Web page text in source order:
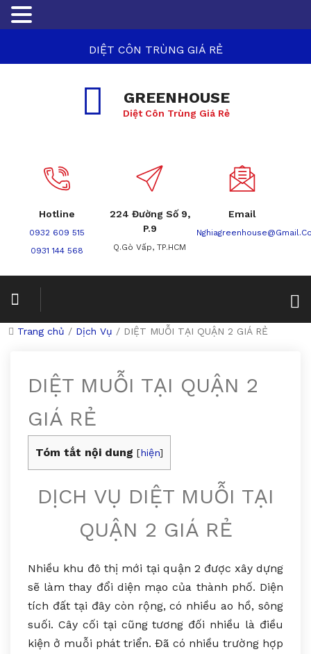
DIỆT CÔN TRÙNG GIÁ RẺ
GREENHOUSE
Diệt Côn Trùng Giá Rẻ
Hotline
0932 609 515
0931 144 568
224 Đường Số 9,
P.9
Q.Gò Vấp, TP.HCM
Email
Trang chủ / Dịch Vụ / DIỆT MUỖI TẠI QUẬN 2 GIÁ RẺ
DIỆT MUỖI TẠI QUẬN 2
GIÁ RẺ
Tóm tắt nội dung [hiện]
DỊCH VỤ DIỆT MUỖI TẠI
QUẬN 2 GIÁ RẺ
Nhiều khu đô thị mới tại quận 2 được xây dựng
sẽ làm thay đổi diện mạo của thành phố. Diện
tích đất tại đây còn rộng, có nhiều ao hồ, sông
suối. Cây cối tại cũng tương đối nhiều là điều
kiện ở muỗi phát triển. Đã có nhiều trường hợp